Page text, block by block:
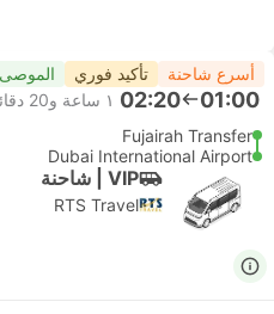
أسرع شاحنة تأكيد فوري
01:00
02:20 ١ ساعة و‫20 دقائق
Fujairah Transfer
Dubai International Airport
VIP | شاحنة
RTS Travel